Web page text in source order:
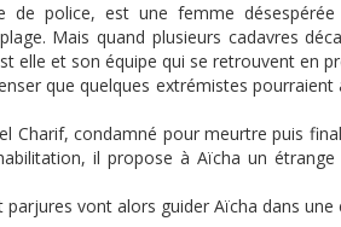
de police, est une femme
Mais quand plusieurs cadavres
elle et son équipe qui se retrouvent en
que quelques extrémistes
Charif, condamné pour meurtre puis
il propose à Aïcha un
vont alors guider Aïcha dans une